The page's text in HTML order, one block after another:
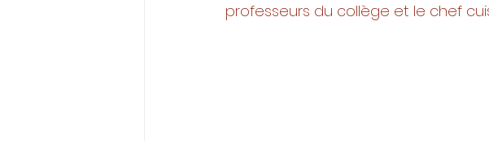
professeurs du collège et le chef